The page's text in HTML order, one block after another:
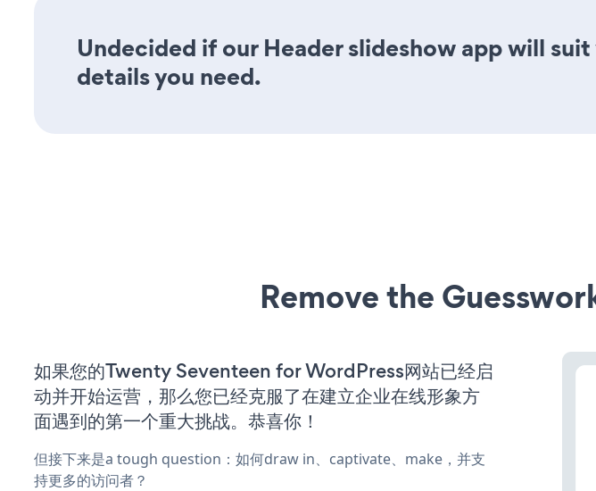
Undecided if our Header slideshow app will
details you need.
Remove the
如果您的Twenty Seventeen for WordPress网站已经启
动并开始运营，那么您已经克服了在建立企业在线形象方
面遇到的第一个重大挑战。恭喜你！
但接下来是a tough question：如何draw in、captivate、make，并支
持更多的访问者？